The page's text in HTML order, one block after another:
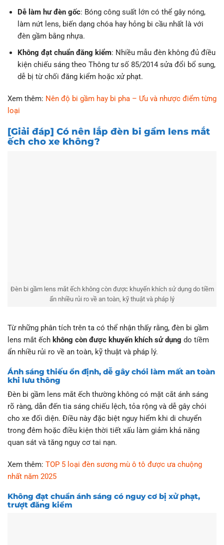
Dễ làm hư đèn gốc: Bóng công suất lớn có thể gây nóng,
làm nứt lens, biến dạng chóa hay hỏng bi cầu nhất là với
đèn gầm bằng nhựa.
Không đạt chuẩn đăng kiểm: Nhiều mẫu đèn không đủ điều
kiện chiếu sáng theo Thông tư số 85/2014 sửa đổi bổ sung,
dễ bị từ chối đăng kiểm hoặc xử phạt.
Xem thêm: Nên độ bi gầm hay bi pha – Ưu và nhược điểm từng
loại
[Giải đáp] Có nên lắp đèn bi gầm lens mắt
ếch cho xe không?
Đèn bi gầm lens mắt ếch không còn được khuyến khích sử dụng do tiềm
ẩn nhiều rủi ro về an toàn, kỹ thuật và pháp lý
Từ những phân tích trên ta có thể nhận thấy rằng, đèn bi gầm
lens mắt ếch không còn được khuyến khích sử dụng do tiềm
ẩn nhiều rủi ro về an toàn, kỹ thuật và pháp lý.
Ánh sáng thiếu ổn định, dễ gây chói làm mất an toàn
khi lưu thông
Đèn bi gầm lens mắt ếch thường không có mặt cắt ánh sáng
rõ ràng, dẫn đến tia sáng chiếu lệch, tỏa rộng và dễ gây chói
cho xe đối diện. Điều này đặc biệt nguy hiểm khi di chuyển
trong đêm hoặc điều kiện thời tiết xấu làm giảm khả năng
quan sát và tăng nguy cơ tai nạn.
Xem thêm: TOP 5 loại đèn sương mù ô tô được ưa chuộng
nhất năm 2025
Không đạt chuẩn ánh sáng có nguy cơ bị xử phạt,
trượt đăng kiểm